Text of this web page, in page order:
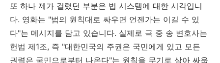
또 하나 제가 걸렸던 부분은 법 시스템에 대한 시각입니
다. 영화는 "법의 원칙대로 싸우면 언젠가는 이길 수 있
다"는 메시지를 담고 있습니다. 실제로 극 중 송 변호사는
헌법 제1조, 즉 "대한민국의 주권은 국민에게 있고 모든
권력은 국민으로부터 나온다"는 원칙을 무기로 삼아 싸웁